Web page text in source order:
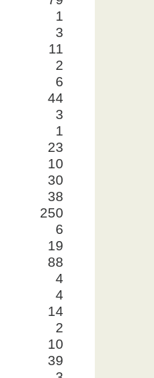
1
3
11
2
6
44
3
1
23
10
30
38
250
6
19
88
4
4
14
2
10
39